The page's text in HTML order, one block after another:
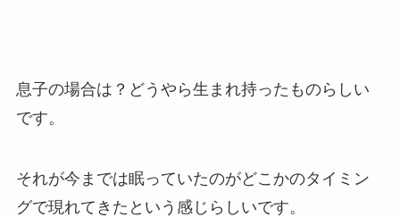
息子の場合は？どうやら生まれ持ったものらしい
です。
それが今までは眠っていたのがどこかのタイミン
グで現れてきたという感じらしいです。